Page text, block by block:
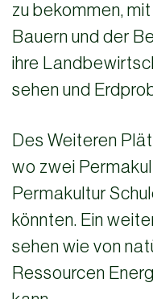
zu bekommen,
Bauern und der
ihre
sehen und
Des Weiteren
wo zwei
Permakultur
könnten. Ein
sehen wie von
Ressourcen